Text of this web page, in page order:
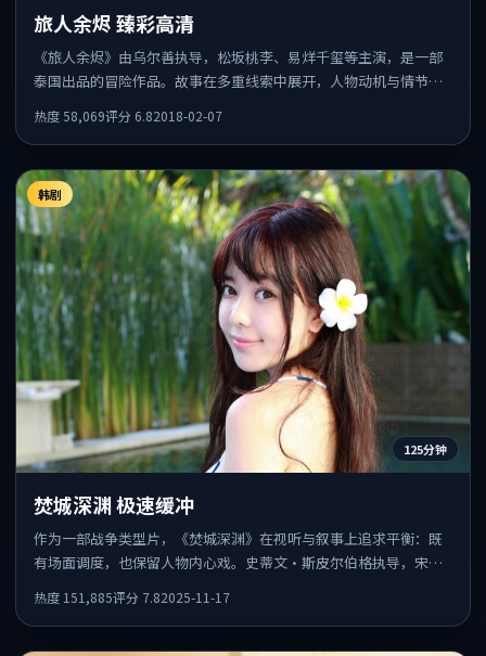
旅人余烬 臻彩高清
《旅人余烬》由乌尔善执导，松坂桃李、易烊千玺等主演，是一部
泰国出品的冒险作品。故事在多重线索中展开，人物动机与情节反
热度58,069评分 6.82018-02-07
韩剧
125分钟
焚城深渊 极速缓冲
作为一部战争类型片，《焚城深渊》在视听与叙事上追求平衡：既
有场面调度，也保留人物内心戏。史蒂文·斯皮尔伯格执导，宋康
热度 151,885评分 7.82025-11-17